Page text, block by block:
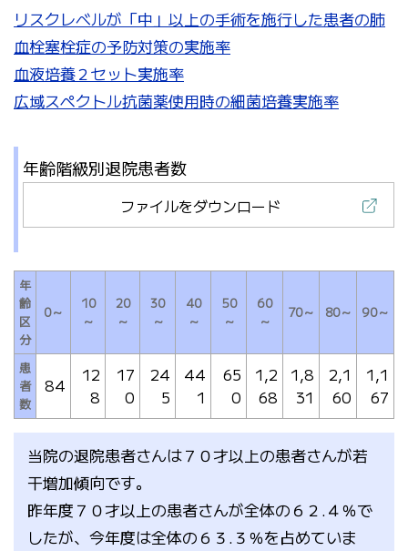
リスクレベルが「中」以上の手術を施行した患者の肺
血栓塞栓症の予防対策の実施率
血液培養２セット実施率
広域スペクトル抗菌薬使用時の細菌培養実施率
年齢階級別退院患者数
ファイルをダウンロード
年
齢
区
分
0～
10
～
20
～
30
～
40
～
50
～
60
～
70～ 80～ 90～
患
者
数
84
12
8
17
0
24
5
44
1
65
0
1,2
68
1,8
31
2,1
60
1,1
67
当院の退院患者さんは７０才以上の患者さんが若
干増加傾向です。
昨年度７０才以上の患者さんが全体の６２.４％で
したが、今年度は全体の６３.３％を占めていま